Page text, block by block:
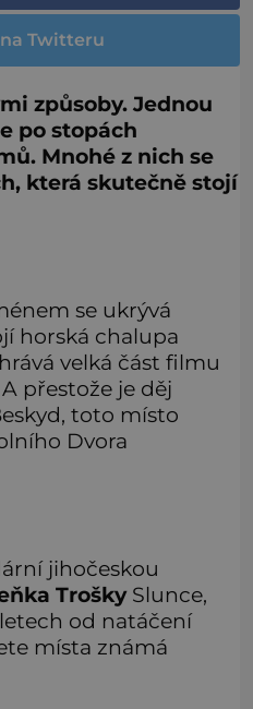
Twitteru
způsoby. Jednou
po stopách
Mnohé z nich se
která skutečně stojí
se ukrývá
horská chalupa
velká část filmu
přestože je děj
toto místo
Dvora
jihočeskou
TroškySlunce,
od natáčení
místa známá